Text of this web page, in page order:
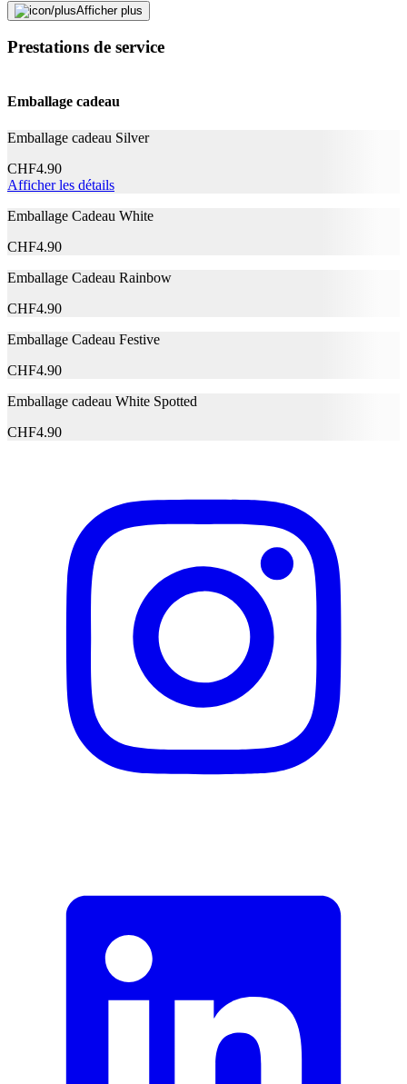
Domaine d'application Yeux
Fabricant
N° d’article du fabricant
Informations sur la garantie
Signaler une erreur
Description
Signaler des données erronées
Afficher plus
Prestations de service
Emballage cadeau
Emballage cadeau Silver
CHF4.90
Afficher les détails
Emballage Cadeau White
CHF4.90
Emballage Cadeau Rainbow
CHF4.90
Emballage Cadeau Festive
CHF4.90
Emballage cadeau White Spotted
CHF4.90